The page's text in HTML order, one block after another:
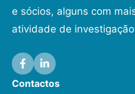
e sócios, alguns com
atividade de
Contactos